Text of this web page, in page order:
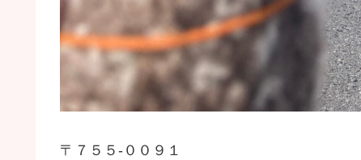
〒７５５-００９１